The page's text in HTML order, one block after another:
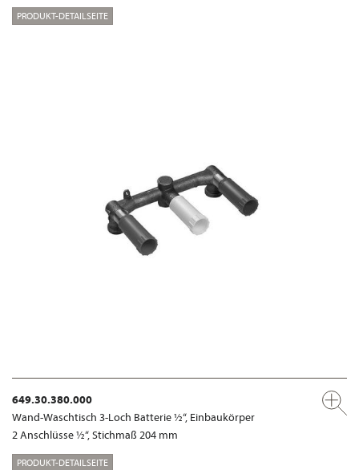
PRODUKT-DETAILSEITE
649.30.380.000
Wand-Waschtisch 3-Loch Batterie ½“, Einbaukörper
2 Anschlüsse ½“, Stichmaß 204 mm
PRODUKT-DETAILSEITE